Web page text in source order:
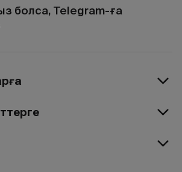
болса, Telegram-ға